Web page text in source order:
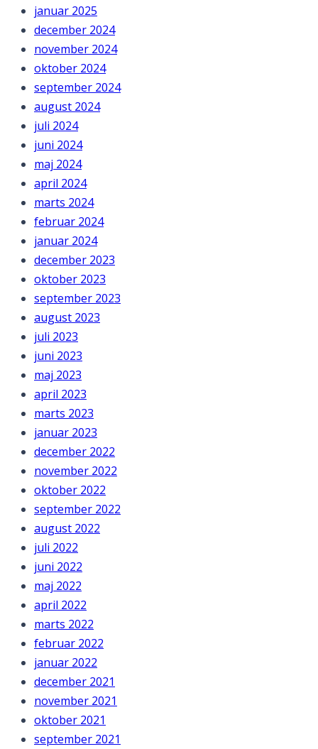
januar 2025
december 2024
november 2024
oktober 2024
september 2024
august 2024
juli 2024
juni 2024
maj 2024
april 2024
marts 2024
februar 2024
januar 2024
december 2023
oktober 2023
september 2023
august 2023
juli 2023
juni 2023
maj 2023
april 2023
marts 2023
januar 2023
december 2022
november 2022
oktober 2022
september 2022
august 2022
juli 2022
juni 2022
maj 2022
april 2022
marts 2022
februar 2022
januar 2022
december 2021
november 2021
oktober 2021
september 2021